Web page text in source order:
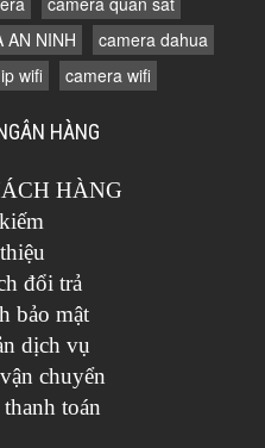
AN NINH
camera dahua
wifi camera wifi
HÀNG
HÀNG
đổi trả
bảo mật
dịch vụ
chuyển
toán